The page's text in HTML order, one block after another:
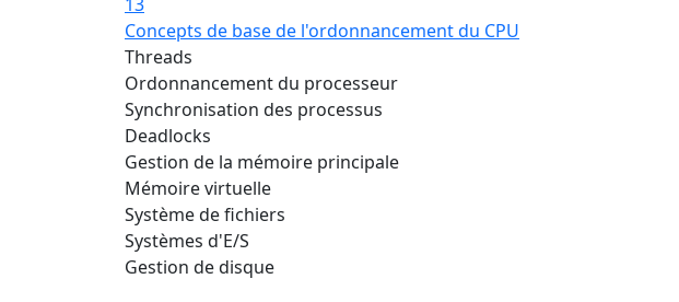
Concepts de base de l'ordonnancement du CPU
Threads
Ordonnancement du processeur
Synchronisation des processus
Deadlocks
Gestion de la mémoire principale
Mémoire virtuelle
Système de fichiers
Systèmes d'E/S
Gestion de disque